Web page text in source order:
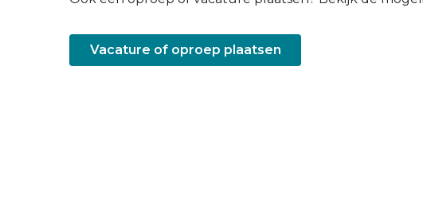
Vacature of oproep plaatsen